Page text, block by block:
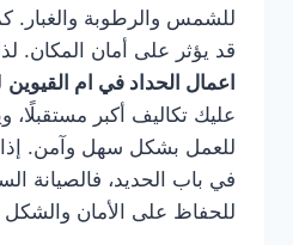
للشمس والرطوبة والغبار.
قد يؤثر على أمان المكان.
اعمال الحداد في ام القيوين
عليك تكاليف أكبر
للعمل بشكل سهل وآمن.
في باب الحديد، فالصيانة
للحفاظ على الأمان والشكل